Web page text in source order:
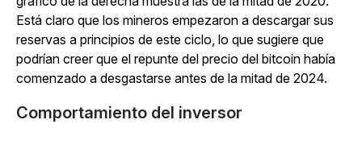
Está claro que los mineros empezaron a descargar sus
reservas a principios de este ciclo, lo que sugiere que
podrían creer que el repunte del precio del bitcoin había
comenzado a desgastarse antes de la mitad de 2024.
Comportamiento del inversor